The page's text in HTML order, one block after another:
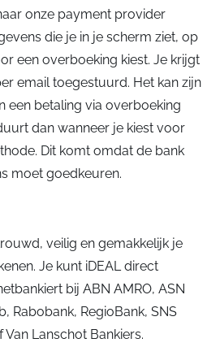
onze payment provider
die je in je scherm ziet, op
een overboeking kiest. Je krijgt
email toegestuurd. Het kan zijn
een betaling via overboeking
dan wanneer je kiest voor
Dit komt omdat de bank
moet goedkeuren.
veilig en gemakkelijk je
Je kunt iDEAL direct
bij ABN AMRO, ASN
Rabobank, RegioBank, SNS
Lanschot Bankiers.